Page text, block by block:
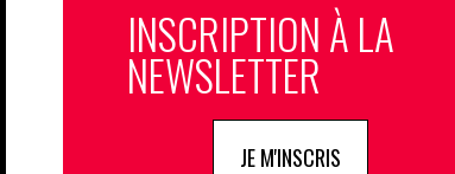
INSCRIPTION À LA
NEWSLETTER
JE M'INSCRIS